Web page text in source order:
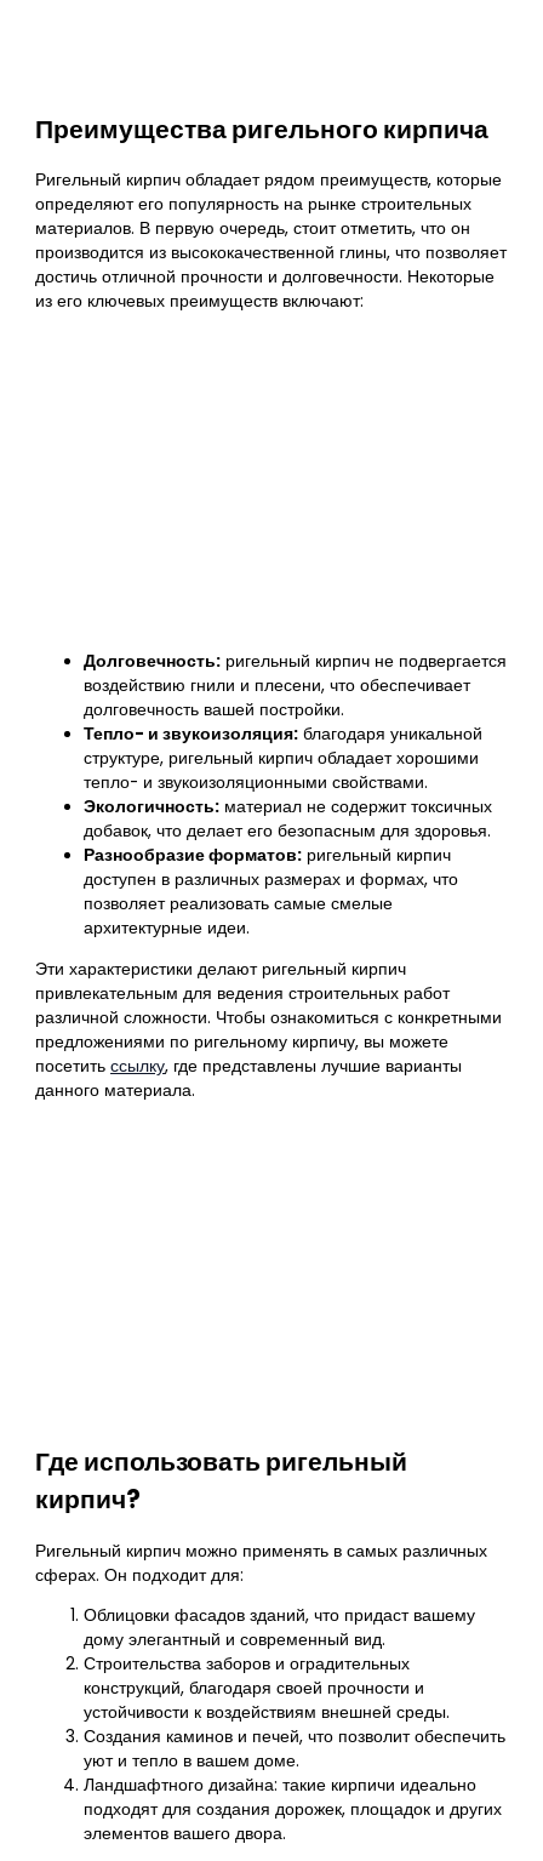
Преимущества ригельного кирпича
Ригельный кирпич обладает рядом преимуществ, которые
определяют его популярность на рынке строительных
материалов. В первую очередь, стоит отметить, что он
производится из высококачественной глины, что позволяет
достичь отличной прочности и долговечности. Некоторые
из его ключевых преимуществ включают:
Долговечность: ригельный кирпич не подвергается
воздействию гнили и плесени, что обеспечивает
долговечность вашей постройки.
Тепло- и звукоизоляция: благодаря уникальной
структуре, ригельный кирпич обладает хорошими
тепло- и звукоизоляционными свойствами.
Экологичность: материал не содержит токсичных
добавок, что делает его безопасным для здоровья.
Разнообразие форматов: ригельный кирпич
доступен в различных размерах и формах, что
позволяет реализовать самые смелые
архитектурные идеи.
Эти характеристики делают ригельный кирпич
привлекательным для ведения строительных работ
различной сложности. Чтобы ознакомиться с конкретными
предложениями по ригельному кирпичу, вы можете
посетитьссылку, где представлены лучшие варианты
данного материала.
Где использовать ригельный
кирпич?
Ригельный кирпич можно применять в самых различных
сферах. Он подходит для:
Облицовки фасадов зданий, что придаст вашему
дому элегантный и современный вид.
Строительства заборов и оградительных
конструкций, благодаря своей прочности и
устойчивости к воздействиям внешней среды.
Создания каминов и печей, что позволит обеспечить
уют и тепло в вашем доме.
Ландшафтного дизайна: такие кирпичи идеально
подходят для создания дорожек, площадок и других
элементов вашего двора.